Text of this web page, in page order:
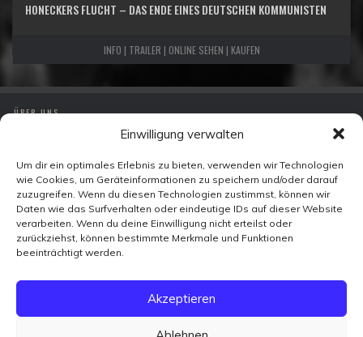
Einwilligung verwalten
Um dir ein optimales Erlebnis zu bieten, verwenden wir Technologien
wie Cookies, um Geräteinformationen zu speichern und/oder darauf
zuzugreifen. Wenn du diesen Technologien zustimmst, können wir
Daten wie das Surfverhalten oder eindeutige IDs auf dieser Website
verarbeiten. Wenn du deine Einwilligung nicht erteilst oder
zurückziehst, können bestimmte Merkmale und Funktionen
beeinträchtigt werden.
Akzeptieren
HONECKERS FLUCHT – DAS ENDE EINES DEUTSCHEN KOMMUNISTEN
INFO | TRAILER | ONLINE SEHEN | KAUFEN
ÜBER UNS
DATENSCHUTZ
KONTAKT
Zeitzeugen-TV
Ohmstraße 7
10179 Berlin
FACEBOOK
VIMEO